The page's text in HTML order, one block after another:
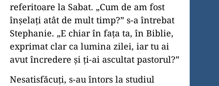
referitoare la Sabat. „Cum de am fost
înșelați atât de mult timp?” s-a întrebat
Stephanie. „E chiar în fața ta, în Biblie,
exprimat clar ca lumina zilei, iar tu ai
avut încredere și ți-ai ascultat pastorul?”
Nesatisfăcuți, s-au întors la studiul